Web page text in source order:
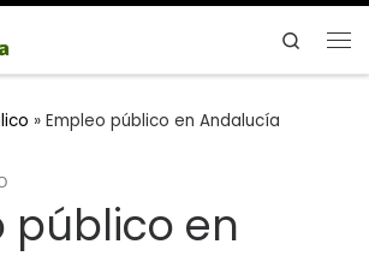
Search
» Empleo público en Andalucía
público en